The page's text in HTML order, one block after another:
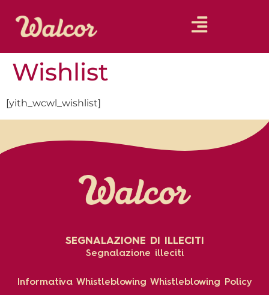
Wishlist
[yith_wcwl_wishlist]
SEGNALAZIONE DI ILLECITI
Segnalazione illeciti
Informativa Whistleblowing Whistleblowing Policy